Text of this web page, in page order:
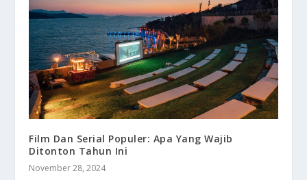
Film Dan Serial Populer: Apa Yang Wajib
Ditonton Tahun Ini
November 28, 2024